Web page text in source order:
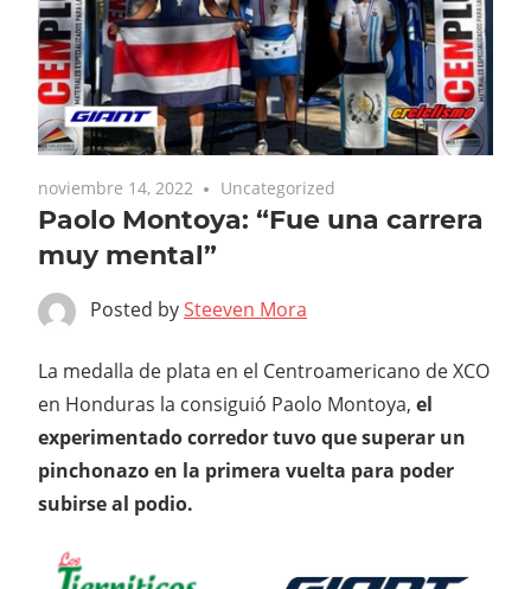
noviembre 14, 2022 Uncategorized
Paolo Montoya: “Fue una carrera
muy mental”
Posted bySteeven Mora
La medalla de plata en el Centroamericano de XCO
en Honduras la consiguió Paolo Montoya, el
experimentado corredor tuvo que superar un
pinchonazo en la primera vuelta para poder
subirse al podio.